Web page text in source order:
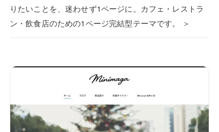
りたいことを、迷わせず1ページに。カフェ・レストラ
ン・飲食店のための1ページ完結型テーマです。 ＞